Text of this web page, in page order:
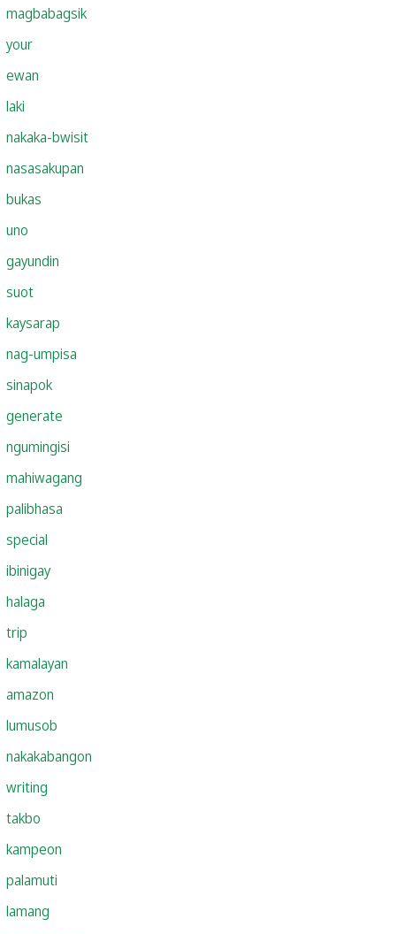
magbabagsik
your
ewan
laki
nakaka-bwisit
nasasakupan
bukas
uno
gayundin
suot
kaysarap
nag-umpisa
sinapok
generate
ngumingisi
mahiwagang
palibhasa
special
ibinigay
halaga
trip
kamalayan
amazon
lumusob
nakakabangon
writing
takbo
kampeon
palamuti
lamang